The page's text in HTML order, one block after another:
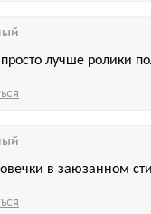
лучше ролики
в заюзанном